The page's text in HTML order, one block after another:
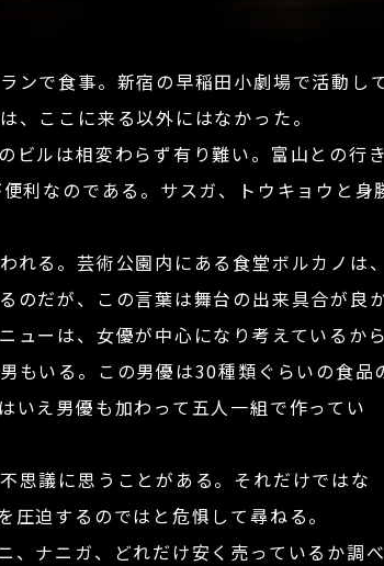
ンで食事。新宿の早稲田小劇場で活動し
ここに来る以外にはなかった。
ルは相変わらず有り難い。富山との行き
利なのである。サスガ、トウキョウと身
る。芸術公園内にある食堂ボルカノは、
のだが、この言葉は舞台の出来具合が良
ューは、女優が中心になり考えているから
もいる。この男優は30種類ぐらいの食品
いえ男優も加わって五人一組で作ってい
思議に思うことがある。それだけではな
迫するのではと危惧して尋ねる。
ナニガ、どれだけ安く売っているか調べ